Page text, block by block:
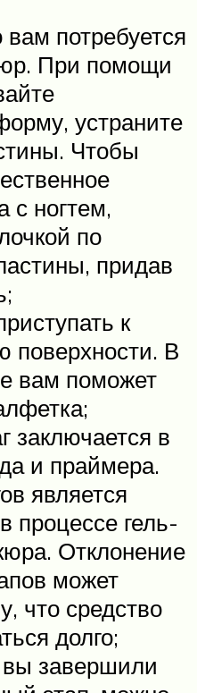
потребуется
При помощи
устраните
Чтобы
с ногтем,
по
придав
к
поверхности. В
вам поможет
в
и праймера.
является
процессе гель-
Отклонение
может
что средство
долго;
вы завершили